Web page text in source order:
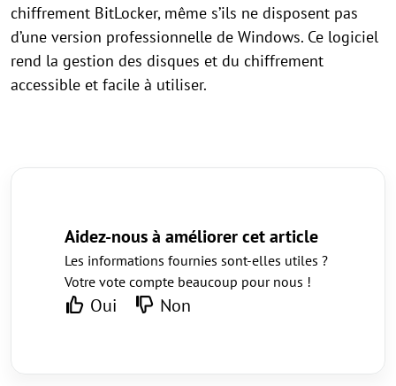
chiffrement BitLocker, même s’ils ne disposent pas
d’une version professionnelle de Windows. Ce logiciel
rend la gestion des disques et du chiffrement
accessible et facile à utiliser.
Aidez-nous à améliorer cet article
Les informations fournies sont-elles utiles ?
Votre vote compte beaucoup pour nous !
Oui Non